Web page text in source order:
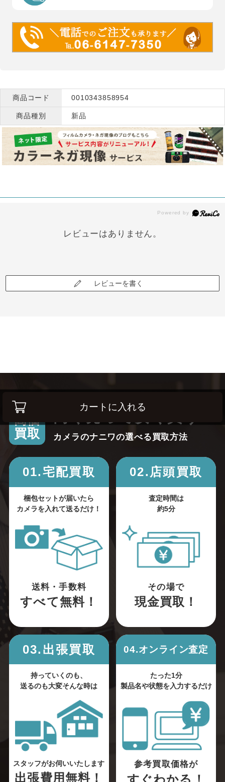
カートに入れる
商品コード 0010343858954
商品種別 新品
レビューはありません。
レビューを書く
高価
買取
カメラのナニワの選べる買取方法
01.宅配買取
梱包セットが届いたら
カメラを入れて送るだけ！
送料・手数料
すべて無料！
02.店頭買取
査定時間は
約5分
その場で
現金買取！
03.出張買取
持っていくのも、
送るのも大変そんな時は
スタッフがお伺いいたします
出張費用無料！
04.オンライン査定
たった1分
製品名や状態を入力するだけ
参考買取価格が